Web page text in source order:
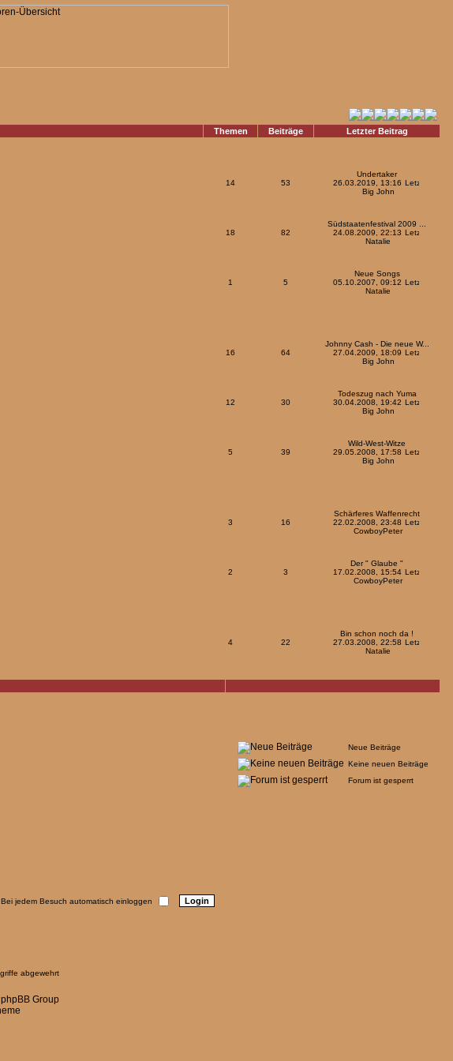
Themen Beiträge Letzter Beitrag
14 53
Undertaker
26.03.2019, 13:16
Big John
18 82
Südstaatenfestival 2009 ...
24.08.2009, 22:13
Natalie
1 5
Neue Songs
05.10.2007, 09:12
Natalie
16 64
Johnny Cash - Die neue W...
27.04.2009, 18:09
Big John
12 30
Todeszug nach Yuma
30.04.2008, 19:42
Big John
5 39
Wild-West-Witze
29.05.2008, 17:58
Big John
3 16
Schärferes Waffenrecht
22.02.2008, 23:48
CowboyPeter
2 3
Der " Glaube "
17.02.2008, 15:54
CowboyPeter
4 22
Bin schon noch da !
27.03.2008, 22:58
Natalie
Neue Beiträge
Keine neuen Beiträge
Forum ist gesperrt
jedem Besuch automatisch einloggen
abgewehrt
Group